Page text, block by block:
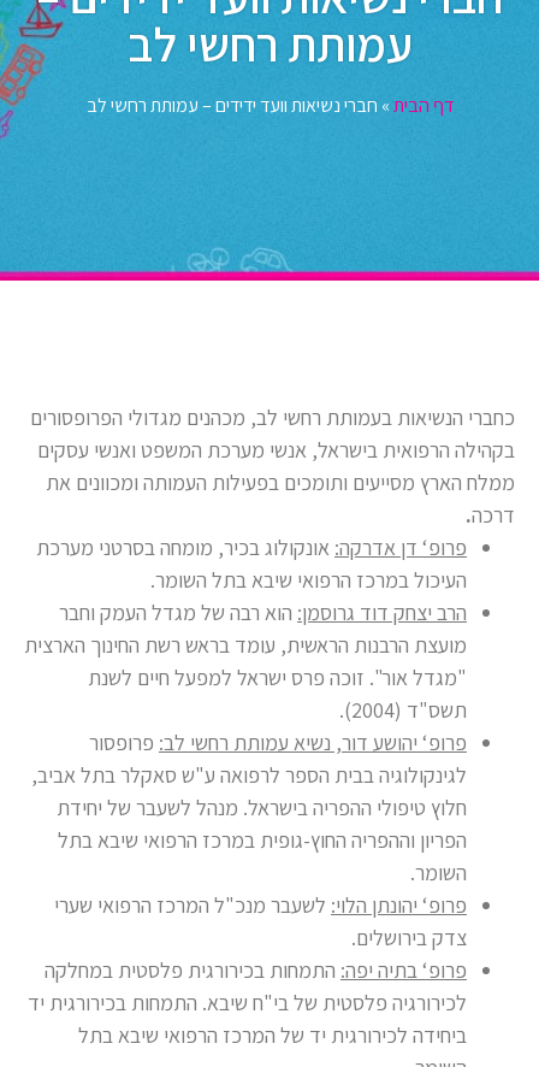
עמותת רחשי לב
דף הבית» חברי נשיאות וועד ידידים – עמותת רחשי לב
כחברי הנשיאות בעמותת רחשי לב, מכהנים מגדולי הפרופסורים
בקהילה הרפואית בישראל, אנשי מערכת המשפט ואנשי עסקים
ממלח הארץ מסייעים ותומכים בפעילות העמותה ומכוונים את
דרכה.
פרופ‘ דן אדרקה: אונקולוג בכיר, מומחה בסרטני מערכת
העיכול במרכז הרפואי שיבא בתל השומר.
הרב יצחק דוד גרוסמן: הוא רבה של מגדל העמק וחבר
מועצת הרבנות הראשית, עומד בראש רשת החינוך הארצית
"מגדל אור". זוכה פרס ישראל למפעל חיים לשנת
תשס"ד (2004).
פרופ‘ יהושע דור, נשיא עמותת רחשי לב: פרופסור
לגינקולוגיה בבית הספר לרפואה ע"ש סאקלר בתל אביב,
חלוץ טיפולי ההפריה בישראל. מנהל לשעבר של יחידת
הפריון וההפריה החוץ-גופית במרכז הרפואי שיבא בתל
השומר.
פרופ‘ יהונתן הלוי: לשעבר מנכ"ל המרכז הרפואי שערי
צדק בירושלים.
פרופ‘ בתיה יפה: התמחות בכירורגית פלסטית במחלקה
לכירורגיה פלסטית של בי"ח שיבא. התמחות בכירורגית יד
ביחידה לכירורגית יד של המרכז הרפואי שיבא בתל